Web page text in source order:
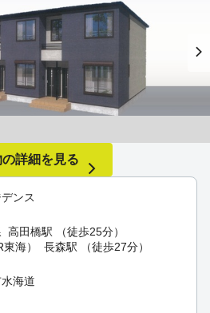
ンス
高田橋駅 （徒歩25分）
海）
長森駅 （徒歩27分）
海道
詳細を見る